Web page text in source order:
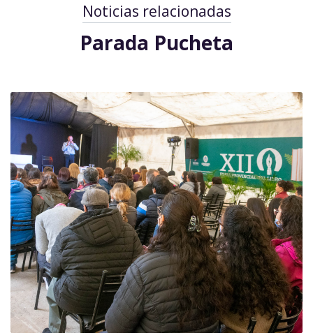
Noticias relacionadas
Parada Pucheta